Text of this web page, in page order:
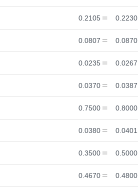
0.2105 0.2230
0.0807 0.0870
0.0235 0.0267
0.0370 0.0387
0.7500 0.8000
0.0380 0.0401
0.3500 0.5000
0.4670 0.4800